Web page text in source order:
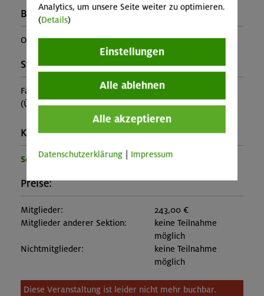
Buchungscode:
OL-25-0155
Stützpunkt:
Falkenhütte
(ÜF im MBZ ca. 43€, im Lager ca. 33 €, á la carte)
Kontakt Veranstalter:
Sektion Oberland
Preise:
Mitglieder:
243,00 €
Mitglieder anderer Sektion:
keine Teilnahme
möglich
Nichtmitglieder:
keine Teilnahme
möglich
Diese Veranstaltung ist leider nicht mehr buchbar.
Analytics, um unsere Seite weiter zu optimieren.
(Details)
Einstellungen
Alle ablehnen
Alle akzeptieren
Datenschutzerklärung Impressum